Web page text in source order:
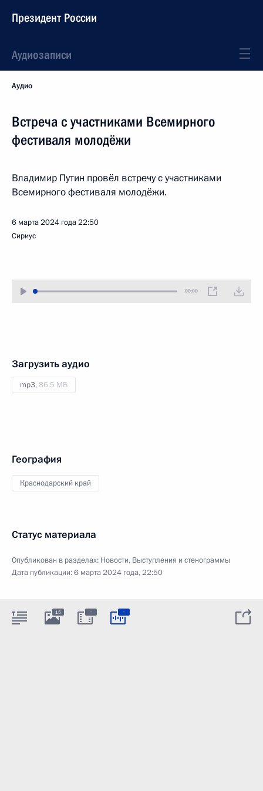
Президент России
Аудиозаписи
Аудио
Встреча с участниками Всемирного
фестиваля молодёжи
Владимир Путин провёл встречу с участниками
Всемирного фестиваля молодёжи.
6 марта 2024 года22:50
Сириус
00:00
Загрузить аудио
mp3,86.5 МБ
География
Краснодарский край
Статус материала
Опубликован в разделах: Новости, Выступления и стенограммы
Дата публикации:6 марта 2024 года, 22:50
15 : :